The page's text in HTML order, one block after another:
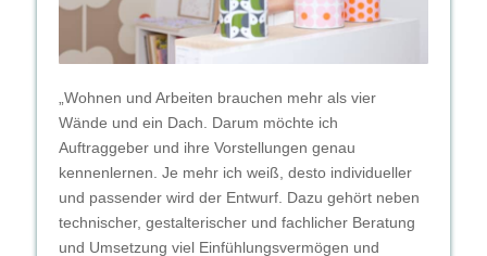
„Wohnen und Arbeiten brauchen mehr als vier
Wände und ein Dach. Darum möchte ich
Auftraggeber und ihre Vorstellungen genau
kennenlernen. Je mehr ich weiß, desto individueller
und passender wird der Entwurf. Dazu gehört neben
technischer, gestalterischer und fachlicher Beratung
und Umsetzung viel Einfühlungsvermögen und